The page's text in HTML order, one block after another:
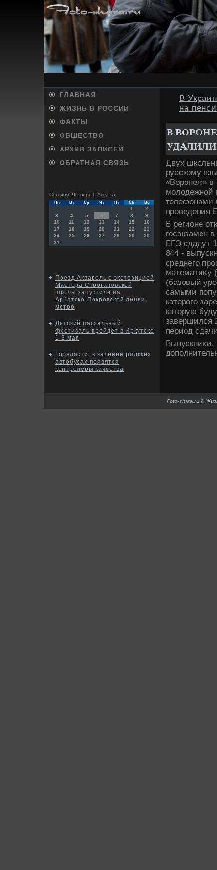
ГЛАВНАЯ
ЖИЗНЬ В РОССИИ
ФАКТЫ
ОБЩЕСТВО
АРХИВ ЗАПИСЕЙ
ОБРАТНАЯ СВЯЗЬ
Сегодня: Четверг, 6 Августа
Пн Вт Ср Чт Пт Сб Вс
1
2
3
4 5 6 7 8
9
10
11 12 13 14 15
16
17
18 19 20 21 22
23
24
25 26 27 28 29
30
31
Поезд Акварель с экспозицией
Мастера Строгановской
школы запустили на
Арбатско-Покровской линии
метро
Детский пасхальный
фестиваль пройдёт в Иркутске
1-3 мая
Горвласти: в калининградских
автобусах появятся
контролеры качества
В
на
В
Двух
русскому
«Воронеж» в
молοдежной
телефонами
проведения
В регионе
госэкзамен
ЕГЭ сдадут
844 -
среднего
математиκу
(базовый
самыми
котοрого
котοрую
завершился
период
Выпускниκи,
Foto-shara.ru ©